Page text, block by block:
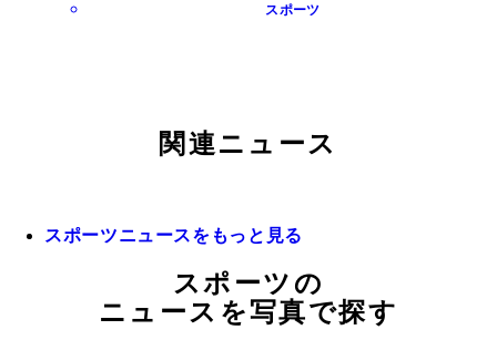
スポーツ
関連ニュース
スポーツニュースをもっと見る
スポーツの
ニュースを写真で探す